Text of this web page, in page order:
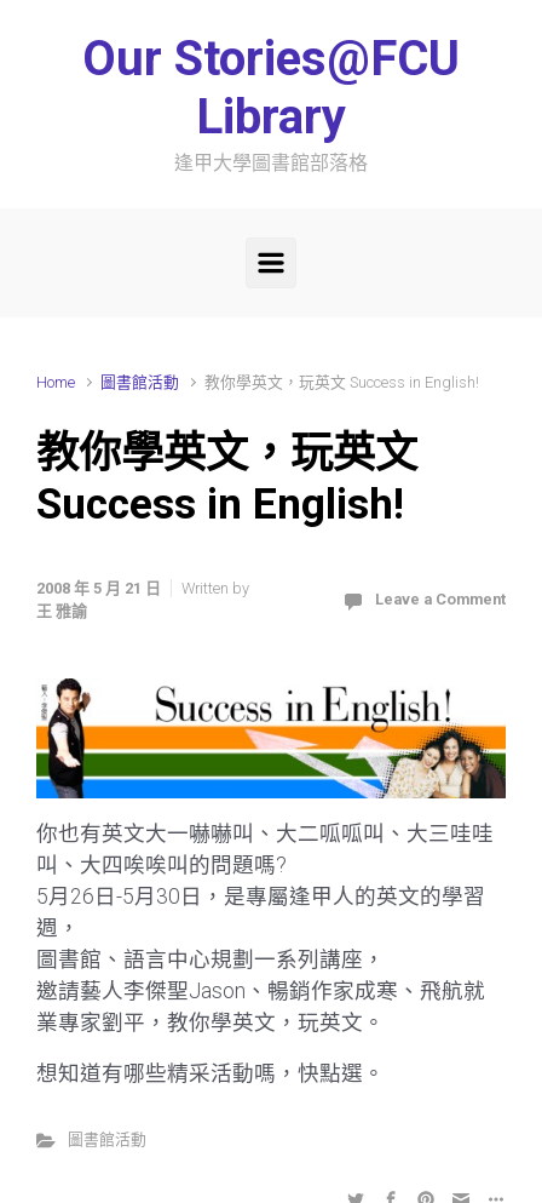
Our Stories@FCU
Library
逢甲大學圖書館部落格
Home 圖書館活動 教你學英文，玩英文 Success in English!
教你學英文，玩英文
Success in English!
2008 年 5 月 21 日
Written by
王 雅諭
Leave a Comment
你也有英文大一嚇嚇叫、大二呱呱叫、大三哇哇
叫、大四唉唉叫的問題嗎?
5月26日-5月30日，是專屬逢甲人的英文的學習
週，
圖書館、語言中心規劃一系列講座，
邀請藝人李傑聖Jason、暢銷作家成寒、飛航就
業專家劉平，教你學英文，玩英文。
想知道有哪些精采活動嗎，快點選 。
圖書館活動